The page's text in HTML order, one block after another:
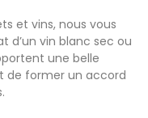
et vins, nous vous
d’un vin blanc sec ou
une belle
de former un accord